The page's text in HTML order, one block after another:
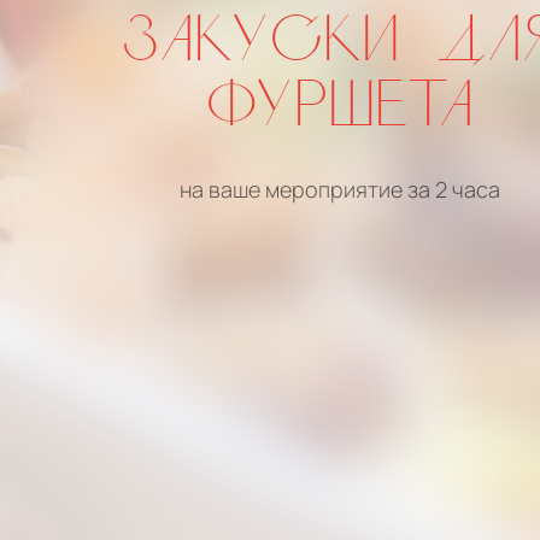
ЗАКУСКИ
ФУРШЕТА
на ваше мероприятие за 2 часа